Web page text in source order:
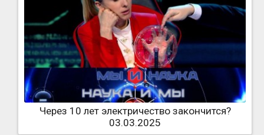
Через 10 лет электричество закончится?
03.03.2025